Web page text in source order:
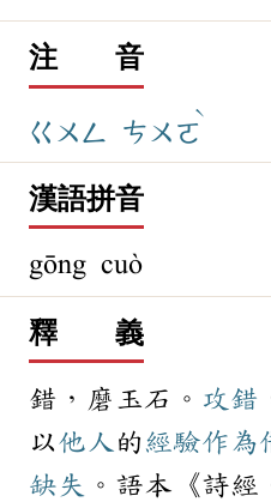
注 音
ㄍㄨㄥ ㄘㄨㄛ
ˋ
漢語拼音
gōng cuò
釋 義
錯，磨玉石。 攻錯
以他人 的經驗作為
缺失 。語本《詩經